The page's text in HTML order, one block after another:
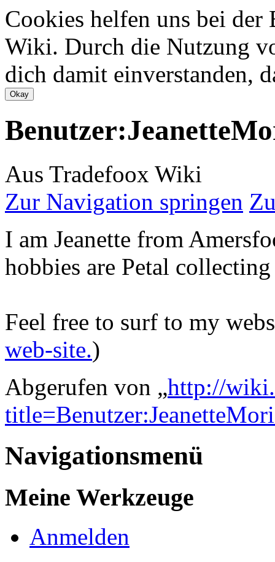
Cookies helfen uns bei
Wiki. Durch die Nutzung
dich damit einverstanden,
Aus Tradefoox Wiki
Zur Navigation springen
I am Jeanette from
hobbies are Petal
Feel free to surf to my
web-site.)
Abgerufen von „http://
Navigationsmenü
Meine Werkzeuge
Anmelden